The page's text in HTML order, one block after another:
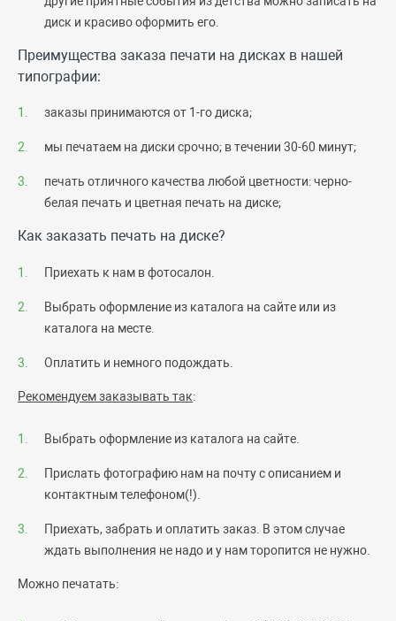
диск и красиво оформить его.
Преимущества заказа печати на дисках в нашей
типографии:
заказы принимаются от 1-го диска;
мы печатаем на диски срочно; в течении 30-60 минут;
печать отличного качества любой цветности: черно-
белая печать и цветная печать на диске;
Как заказать печать на диске?
Приехать к нам в фотосалон.
Выбрать оформление из каталога на сайте или из
каталога на месте.
Оплатить и немного подождать.
Рекомендуем заказывать так:
Выбрать оформление из каталога на сайте.
Прислать фотографию нам на почту с описанием и
контактным телефоном(!).
Приехать, забрать и оплатить заказ. В этом случае
ждать выполнения не надо и у нам торопится не нужно.
Можно печатать: